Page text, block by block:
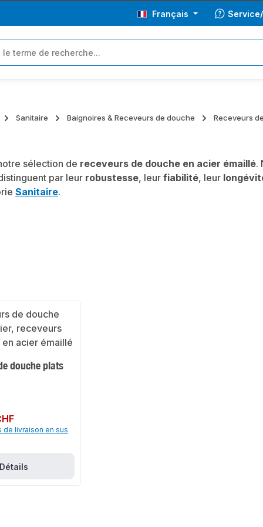
Français
Sanitaire Baignoires & Receveurs de douche Receveurs
sélection de receveurs de douche en acier émaillé.
par leur robustesse, leur fiabilité, leur
Sanitaire.
douche plats
de livraison en sus